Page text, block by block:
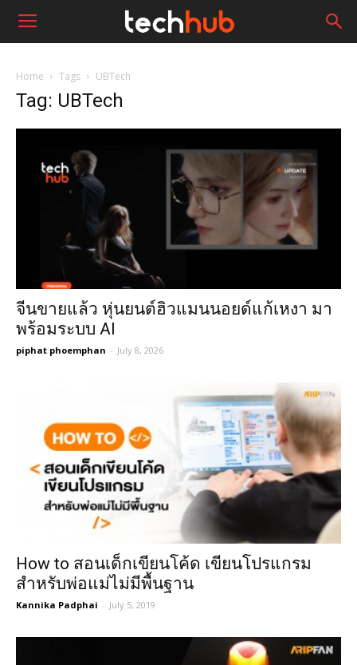
Home Tags UBTech
Tag: UBTech
จีนขายแล้ว หุ่นยนต์ฮิวแมนนอยด์แก้เหงา มา
พร้อมระบบ AI
piphat phoemphan - July 8, 2026
How to สอนเด็กเขียนโค้ด เขียนโปรแกรม
สำหรับพ่อแม่ไม่มีพื้นฐาน
Kannika Padphai - July 5, 2019